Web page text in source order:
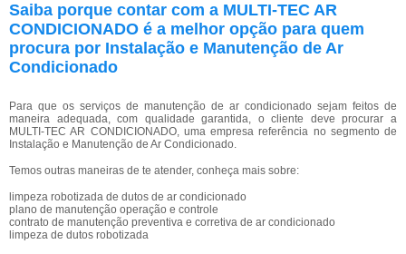
Saiba porque contar com a MULTI-TEC AR
CONDICIONADO é a melhor opção para quem
procura por Instalação e Manutenção de Ar
Condicionado
Para que os serviços de manutenção de ar condicionado sejam feitos de
maneira adequada, com qualidade garantida, o cliente deve procurar a
MULTI-TEC AR CONDICIONADO, uma empresa referência no segmento de
Instalação e Manutenção de Ar Condicionado.
Temos outras maneiras de te atender, conheça mais sobre:
limpeza robotizada de dutos de ar condicionado
plano de manutenção operação e controle
contrato de manutenção preventiva e corretiva de ar condicionado
limpeza de dutos robotizada